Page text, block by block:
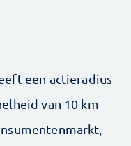
een actieradius
van 10 km